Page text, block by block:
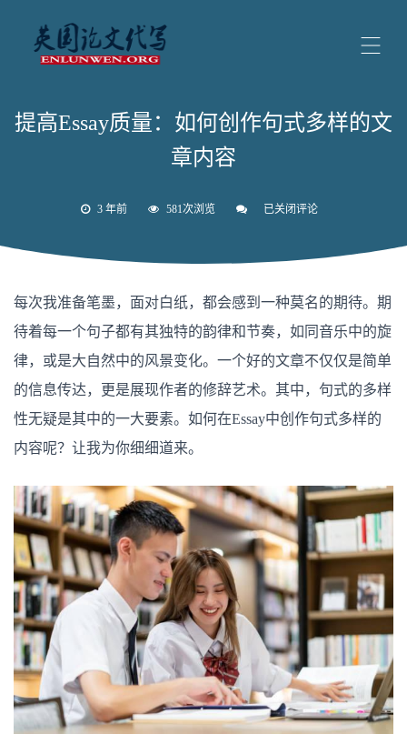
提高Essay质量：如何创作句式多样的文
章内容
3 年前 581次浏览
提
何
作
式
多
样
的
文
已关闭评论
每次我准备笔墨，面对白纸，都会感到一种莫名的期待。期
待着每一个句子都有其独特的韵律和节奏，如同音乐中的旋
律，或是大自然中的风景变化。一个好的文章不仅仅是简单
的信息传达，更是展现作者的修辞艺术。其中，句式的多样
性无疑是其中的一大要素。如何在Essay中创作句式多样的
内容呢？让我为你细细道来。